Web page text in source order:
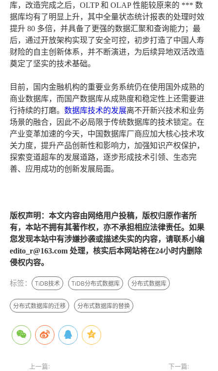
库，改造完成之后，OLTP 和 OLAP 性能较原来的 *** 数
据库均有了明显上升，其中全量状态统计报表的处理时效
提升 80 多倍，并具备了更强的数据汇聚和查询能力；最
后，通过开放架构实现了安全可控，初步打造了中国人寿
财险的自主创新体系，并不断演进，为后续异地双活改造
奠定了坚实的技术基础。
目前，国内金融机构的重要业务系统仍在使用国外成熟的
商业数据库，而国产数据库从成熟度和稳定性上还需要进
行持续的打磨。 数据库技术的发展离不开新兴技术和业务
场景的融合，因此不必局限于传统数据库的技术锁定。在
产业变革加速的今天，中国数据库厂商应加大核心技术攻
关力度，提升产品创新性和影响力，加强知识产权保护，
探索变道超车的发展道路，逐步形成技术引领、生态完
善、应用成功的创新发展局面。
版权声明：本文内容由网络用户投稿，版权归原作者所
有，本站不拥有其著作权，亦不承担相应法律责任。如果
您发现本站中有涉嫌抄袭或描述失实的内容，请联系小编
edito_r@163.com 处理，核实后本网站将在24小时内删除
侵权内容。
标签： TiDB技术 TiDB分布式数据库 分布式数据库
分布式数据库的迁移 分布式数据库的替换
上一篇: 下一篇: